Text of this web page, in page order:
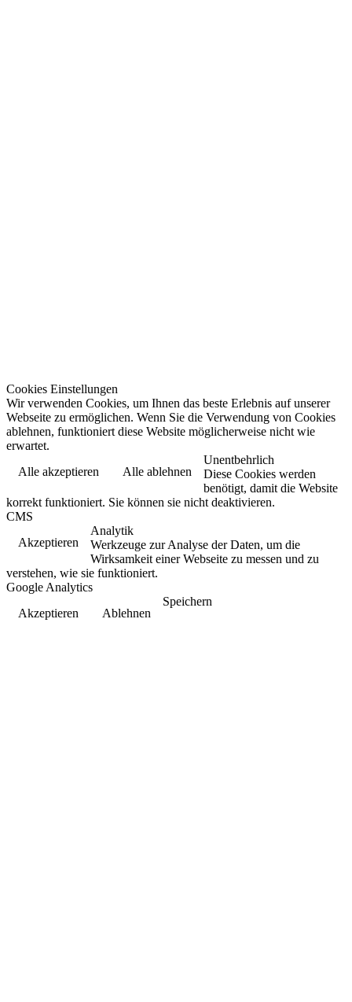
Cookies Einstellungen
Wir verwenden Cookies, um Ihnen das beste Erlebnis auf unserer
Webseite zu ermöglichen. Wenn Sie die Verwendung von Cookies
ablehnen, funktioniert diese Website möglicherweise nicht wie
erwartet.
Alle akzeptieren
Alle ablehnen
Unentbehrlich
Diese Cookies werden
benötigt, damit die Website
korrekt funktioniert. Sie können sie nicht deaktivieren.
CMS
Akzeptieren
Analytik
Werkzeuge zur Analyse der Daten, um die
Wirksamkeit einer Webseite zu messen und zu
verstehen, wie sie funktioniert.
Google Analytics
Akzeptieren
Ablehnen
Speichern